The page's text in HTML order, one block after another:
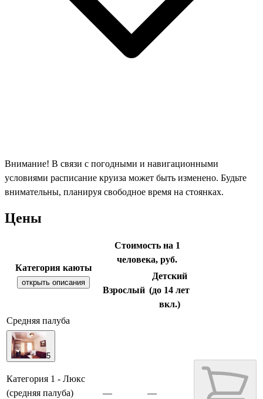
Внимание! В связи с погодными и навигационными
условиями расписание круиза может быть изменено. Будьте
внимательны, планируя свободное время на стоянках.
Цены
Категория каюты
открыть описания
Стоимость на 1
человека, руб.
Взрослый
Детский
(до 14 лет
вкл.)
Средняя палуба
5
Категория 1 - Люкс
(средняя палуба)
— —